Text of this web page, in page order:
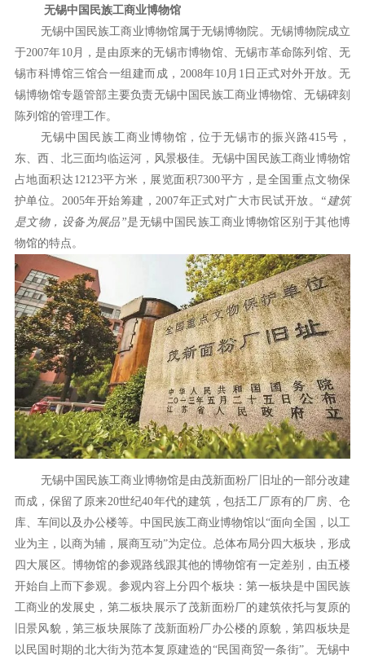
无锡中国民族工商业博物馆
无锡中国民族工商业博物馆属于无锡博物院。无锡博物院成立
于2007年10月，是由原来的无锡市博物馆、无锡市革命陈列馆、无
锡市科博馆三馆合一组建而成，2008年10月1日正式对外开放。无
锡博物馆专题管部主要负责无锡中国民族工商业博物馆、无锡碑刻
陈列馆的管理工作。
无锡中国民族工商业博物馆，位于无锡市的振兴路415号，
东、西、北三面均临运河，风景极佳。无锡中国民族工商业博物馆
占地面积达12123平方米，展览面积7300平方，是全国重点文物保
护单位。2005年开始筹建，2007年正式对广大市民试开放。
“建筑
是文物，设备为展品”是无锡中国民族工商业博物馆区别于其他博
物馆的特点。
无锡中国民族工商业博物馆是由茂新面粉厂旧址的一部分改建
而成，保留了原来20世纪40年代的建筑，包括工厂原有的厂房、仓
库、车间以及办公楼等。中国民族工商业博物馆以“面向全国，以工
业为主，以商为辅，展商互动”为定位。总体布局分四大板块，形成
四大展区。博物馆的参观路线跟其他的博物馆有一定差别，由五楼
开始自上而下参观。参观内容上分四个板块：第一板块是中国民族
工商业的发展史，第二板块展示了茂新面粉厂的建筑依托与复原的
旧景风貌，第三板块展陈了茂新面粉厂办公楼的原貌，第四板块是
以民国时期的北大街为范本复原建造的“民国商贸一条街”。无锡中